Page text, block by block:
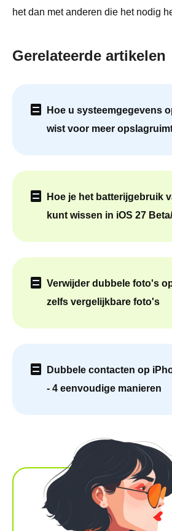
het dan met anderen die het nodig
Gerelateerde artikelen
Hoe u systeemgegevens
wist voor meer
Hoe je het batterijgebruik
kunt wissen in iOS 27
Verwijder dubbele foto's
zelfs vergelijkbare foto's
Dubbele contacten op
- 4 eenvoudige manieren